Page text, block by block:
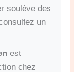
soulève des
un
est
chez